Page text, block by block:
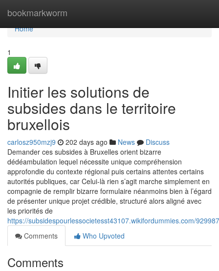
bookmarkworm
Home
Home
1
Initier les solutions de
subsides dans le territoire
bruxellois
carlosz950mzj9 202 days ago News
Discuss
Demander ces subsides à Bruxelles orient bizarre
dédéambulation lequel nécessite unique compréhension
approfondie du contexte régional puis certains attentes certains
autorités publiques, car Celui-là rien s’agit marche simplement en
compagnie de remplir bizarre formulaire néanmoins bien à l’égard
de présenter unique projet crédible, structuré alors aligné avec
les priorités de
https://subsidespourlessocietesst43107.wikifordummies.com/
Comments
Who Upvoted
Comments